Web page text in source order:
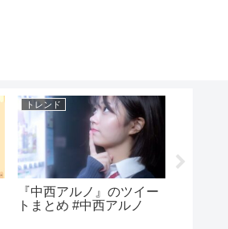
トレンド
『中西アルノ』のツイー
トまとめ #中西アルノ